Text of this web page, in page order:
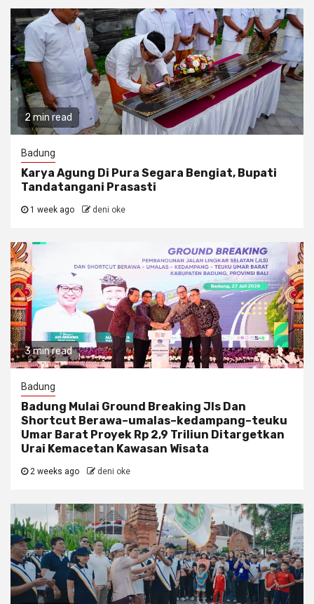
2 min read
Badung
Karya Agung Di Pura Segara Bengiat, Bupati
Tandatangani Prasasti
1 week ago deni oke
3 min read
Badung
Badung Mulai Ground Breaking Jls Dan
Shortcut Berawa–umalas–kedampang–teuku
Umar Barat Proyek Rp 2,9 Triliun Ditargetkan
Urai Kemacetan Kawasan Wisata
2 weeks ago deni oke